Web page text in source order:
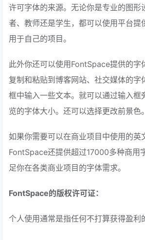
许可字体的来源。无论你是专业的图形
者、教师还是学生，都可以使用平台提
用于自己的项目。
此外你还可以使用FontSpace提供的字
复制和粘贴到博客网站、社交媒体的字
框中输入一些文本。就可以通过输入框
览的字体大小。还可以选择更改前景色。
如果你需要可以在商业项目中使用的英
FontSpace还提供超过17000多种商用
足你在各类商业项目的字体需求。
FontSpace的版权许可证：
个人使用通常是指任何不打算获得盈利